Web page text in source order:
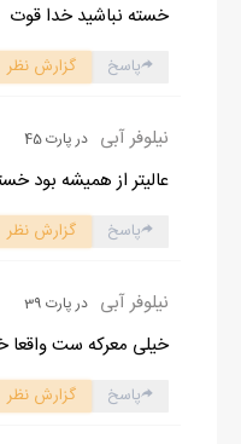
خسته نباشید خدا قوت
پاسخ گزارش نظر
نیلوفر آبی در پارت 45
عالیتر از همیشه بود
پاسخ گزارش نظر
نیلوفر آبی در پارت 39
خیلی معرکه ست واقعا
پاسخ گزارش نظر